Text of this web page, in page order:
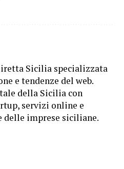
Sicilia specializzata
e tendenze del web.
della Sicilia con
servizi online e
imprese siciliane.